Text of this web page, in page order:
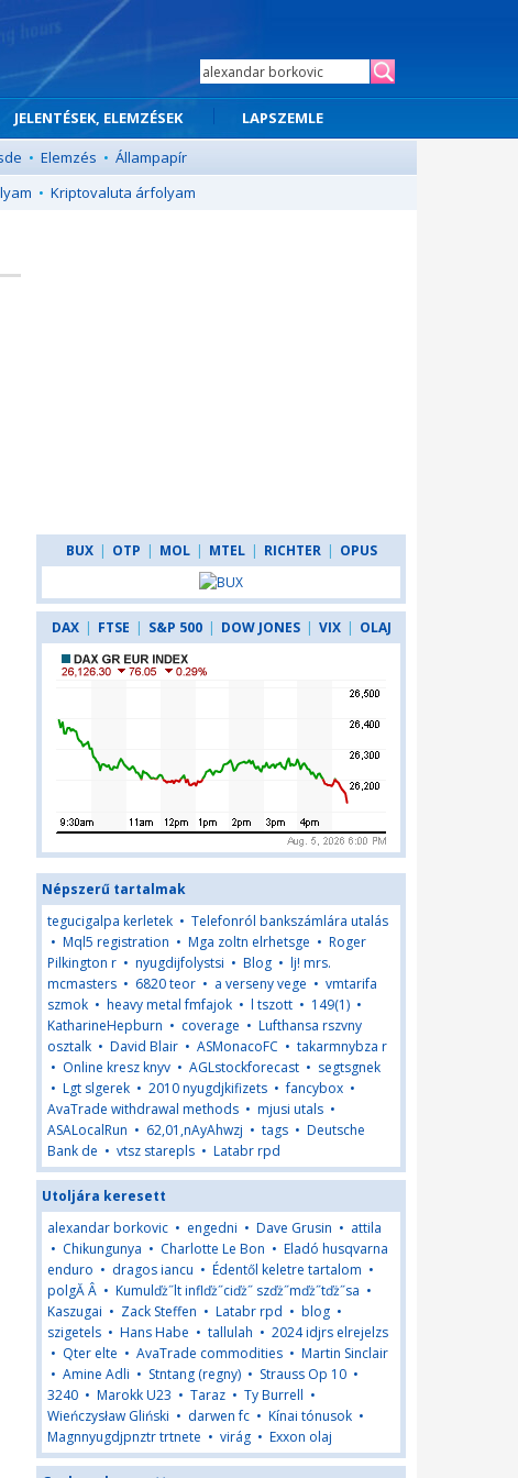
JELENTÉSEK, ELEMZÉSEK
LAPSZEMLE
• Elemzés • Állampapír
• Kriptovaluta árfolyam
BUX | OTP | MOL | MTEL | RICHTER | OPUS
DAX | FTSE | S&P 500 | DOW JONES | VIX | OLAJ
Népszerű tartalmak
tegucigalpa kerletek • Telefonról bankszámlára utalás
• Mql5 registration • Mga zoltn elrhetsge • Roger
Pilkington r • nyugdijfolystsi • Blog • lj! mrs.
mcmasters • 6820 teor • a verseny vege • vmtarifa
szmok • heavy metal fmfajok • l tszott • 149(1) •
KatharineHepburn • coverage • Lufthansa rszvny
osztalk • David Blair • ASMonacoFC • takarmnybza r
• Online kresz knyv • AGLstockforecast • segtsgnek
• Lgt slgerek • 2010 nyugdjkifizets •fancybox •
AvaTrade withdrawal methods • mjusi utals •
ASALocalRun • 62,01,nAyAhwzj • tags • Deutsche
Bank de • vtsz starepls • Latabr rpd
Utoljára keresett
alexandar borkovic • engedni • Dave Grusin • attila
• Chikungunya • Charlotte Le Bon • Eladó husqvarna
enduro • dragos iancu • Édentől keletre tartalom •
polgĂ Â • Kumulďż˝lt inflďż˝ciďż˝ szďż˝mďż˝tďż˝sa •
Kaszugai • Zack Steffen • Latabr rpd • blog •
szigetels • Hans Habe • tallulah • 2024 idjrs elrejelzs
• Qter elte • AvaTrade commodities • Martin Sinclair
• Amine Adli • Stntang (regny) • Strauss Op 10 •
3240 • Marokk U23 • Taraz • Ty Burrell •
Wieńczysław Gliński • darwen fc • Kínai tónusok •
Magnnyugdjpnztr trtnete • virág • Exxon olaj